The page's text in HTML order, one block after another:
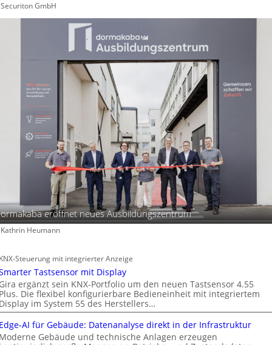
GmbH
eröffnet neues Ausbildungszentrum
Heumann
Steuerung mit integrierter Anzeige
Tastsensor mit Display
ergänzt sein KNX-Portfolio um den neuen Tastsensor 4.55
Die flexibel konfigurierbare Bedieneinheit mit integriertem
im System 55 des Herstellers…
AI für Gebäude: Datenanalyse direkt in der Infrastruktur
Gebäude und technische Anlagen erzeugen